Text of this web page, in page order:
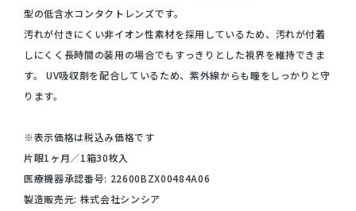
型の低含水コンタクトレンズです。
汚れが付きにくい非イオン性素材を採用しているため、汚れが付着
しにくく長時間の装用の場合でもすっきりとした視界を維持できま
す。 UV吸収剤を配合しているため、紫外線からも瞳をしっかりと守
ります。
※表示価格は税込み価格です
片眼1ヶ月／1箱30枚入
医療機器承認番号: 22600BZX00484A06
製造販売元: 株式会社シンシア